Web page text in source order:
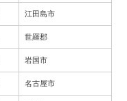
江田島市
世羅郡
岩国市
名古屋市